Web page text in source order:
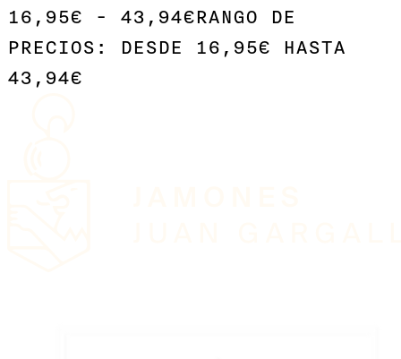
16,95€ - 43,94€RANGO DE
PRECIOS: DESDE 16,95€ HASTA
43,94€